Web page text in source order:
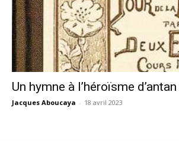
Un hymne à l’héroïsme d’antan
Jacques Aboucaya - 18 avril 2023